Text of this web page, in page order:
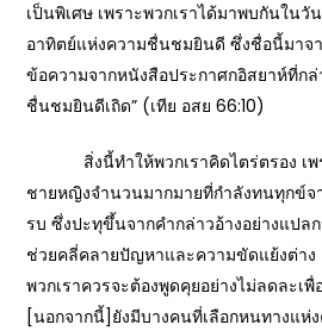
เป็นพิเศษ เพราะพวกเราได้มาพบกันในวั
อาทิตย์แห่งความชื่นชมยินดี ซึ่งชื่อนี้มาจ
ข้อความจากหนังสือประกาศกอิสยาห์ที่กล่
ชื่นชมยินดีเถิด” (เทีย อสย 66:10)
สิ่งนี้ทำให้พวกเราคิดไตร่ตรอง เพ
ชายหญิงจำนวนมากมายที่กำลังทนทุกข์จ
รบ ซึ่งปะทุขึ้นจากคำกล่าวอ้างอย่างแปล
ช่วยคลี่คลายปัญหาและความขัดแย้งต่าง
พวกเราควรจะต้องพูดคุยอย่างไม่ลดละเ
[นอกจากนี้]ยังมีบางคนที่เลือกหนทางแห่